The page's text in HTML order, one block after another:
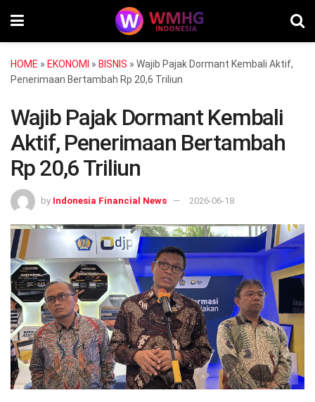
HOME » EKONOMI » BISNIS » Wajib Pajak Dormant Kembali Aktif,
Penerimaan Bertambah Rp 20,6 Triliun
Wajib Pajak Dormant Kembali
Aktif, Penerimaan Bertambah
Rp 20,6 Triliun
by Indonesia Financial News 2026-06-18